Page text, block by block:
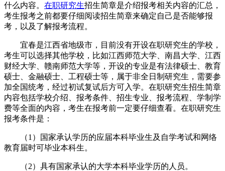
什么内容。 在职研究生招生简章是介绍报考相关内容的汇总，
考生报考之前都要仔细阅读招生简章来确定自己是否能够报
考，以及了解报考流程。
宜春是江西省地级市，目前没有开设在职研究生的学校，
考生可以选择其他学校，比如江西师范大学、南昌大学、江西
财经大学、赣南师范大学等，开设的专业是有法律硕士、教育
硕士、金融硕士、工程硕士等，属于非全日制研究生，需要参
加全国统考，经过初试复试后方可入学。在职研究生招生简章
内容包括学校介绍、报考条件、招生专业、报考流程、学制学
费等全面的内容，考生在报考前一定要仔细查看。在职研究生
报考条件是：
（1）国家承认学历的应届本科毕业生及自学考试和网络
教育届时可毕业本科生。
（2）具有国家承认的大学本科毕业学历的人员。